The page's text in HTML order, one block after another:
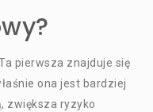
pierwsza znajduje się
ona jest bardziej
zwiększa ryzyko